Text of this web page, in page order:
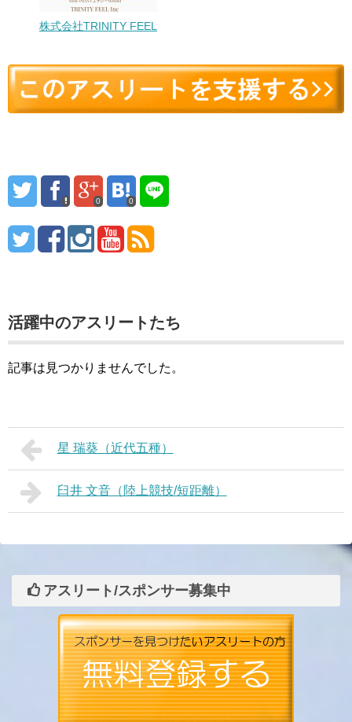
株式会社TRINITY FEEL
0 0
活躍中のアスリートたち
記事は見つかりませんでした。
星 瑞葵（近代五種）
臼井 文音（陸上競技/短距離）
アスリート/スポンサー募集中